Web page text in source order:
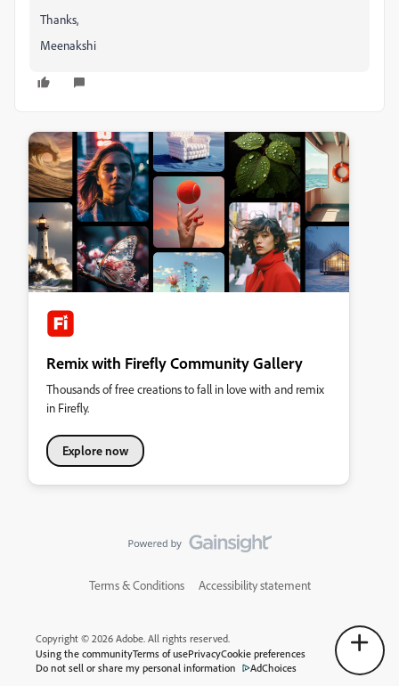
Thanks,
Meenakshi
Remix with Firefly Community Gallery
Thousands of free creations to fall in love with and remix
in Firefly.
Explore now
Terms & Conditions Accessibility statement
Copyright © 2026 Adobe. All rights reserved.
Using the communityTerms of usePrivacyCookie preferences
Do not sell or share my personal information
AdChoices